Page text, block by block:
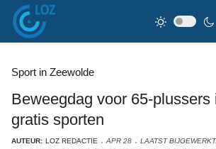
Sport in Zeewolde
Beweegdag voor 65-plussers
gratis sporten
AUTEUR: LOZ REDACTIE APR 28 LAATST